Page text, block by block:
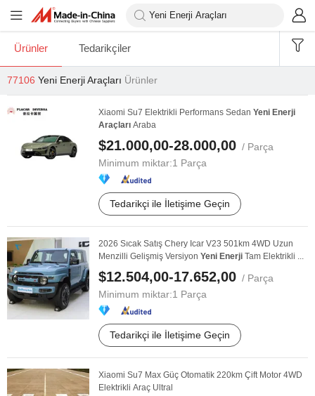
Ürünler Tedarikçiler
77106 Yeni Enerji Araçları Ürünler
Xiaomi Su7 Elektrikli Performans Sedan Yeni Enerji
Araçları Araba
$21.000,00-28.000,00 / Parça
Minimum miktar:1 Parça
Tedarikçi ile İletişime Geçin
2026 Sıcak Satış Chery Icar V23 501km 4WD Uzun
Menzilli Gelişmiş Versiyon Yeni Enerji Tam Elektrikli ...
$12.504,00-17.652,00 / Parça
Minimum miktar:1 Parça
Tedarikçi ile İletişime Geçin
Xiaomi Su7 Max Güç Otomatik 220km Çift Motor 4WD
Elektrikli Araç Ultral